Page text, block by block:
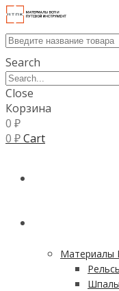
Search
Close
Корзина
0 ₽
0 ₽Cart
Материалы